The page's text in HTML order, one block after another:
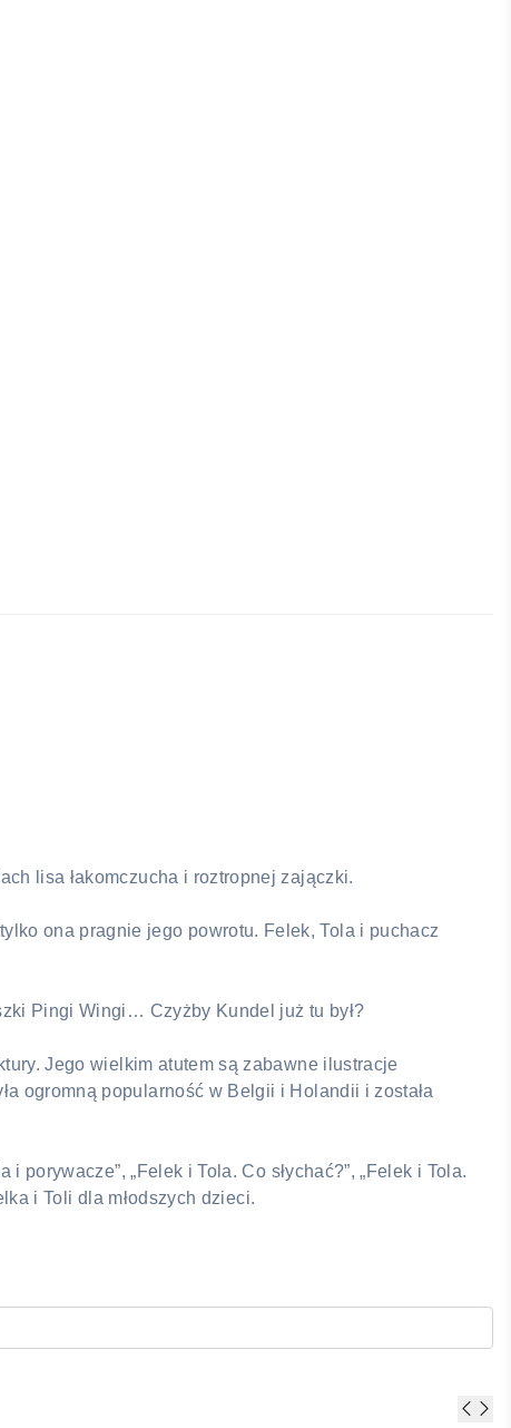
lisa łakomczucha i roztropnej zajączki.
ona pragnie jego powrotu. Felek, Tola i puchacz
Pingi Wingi… Czyżby Kundel już tu był?
Jego wielkim atutem są zabawne ilustracje
ogromną popularność w Belgii i Holandii i została
porywacze”, „Felek i Tola. Co słychać?”, „Felek i Tola.
i Toli dla młodszych dzieci.